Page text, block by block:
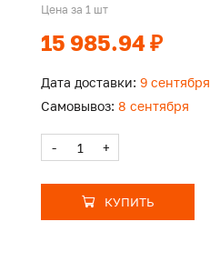
Цена за 1 шт
15 985.94 ₽
Дата доставки: 9 сентября
Самовывоз: 8 сентября
- +
КУПИТЬ